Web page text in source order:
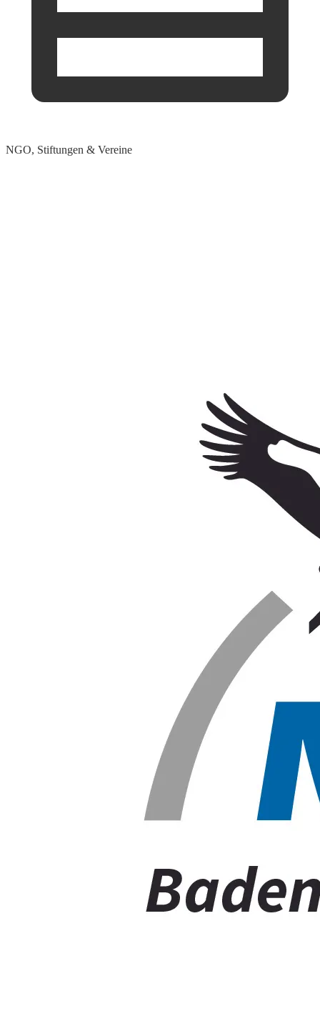
NGO, Stiftungen & Vereine